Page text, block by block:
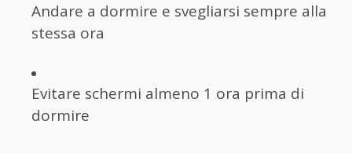
Andare a dormire e svegliarsi sempre alla
stessa ora
Evitare schermi almeno 1 ora prima di
dormire